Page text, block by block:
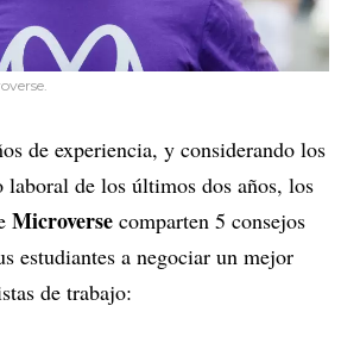
de experiencia, y considerando los
laboral de los últimos dos años, los
Microverse comparten 5 consejos
estudiantes a negociar un mejor
de trabajo: